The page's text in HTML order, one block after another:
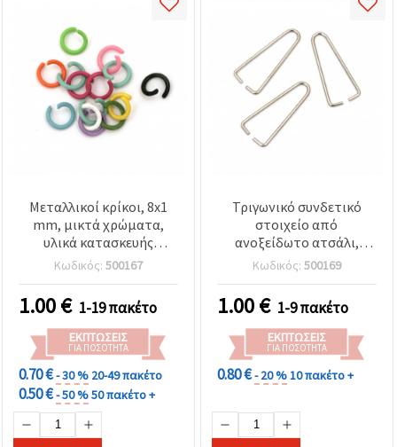
Μεταλλικοί κρίκοι, 8x1
mm, μικτά χρώματα,
υλικά κατασκευής
κοσμημάτων,
συσκευασία 50 τεμ.
Κωδικός: 500167
1.00€ 1-19 πακέτο
ΕΚΠΤΏΣΕΙΣ
ΓΙΑ ΠΟΣΌΤΗΤΑ
0.70 €- 30 % 20-49 πακέτο
0.50 €- 50 %50 πακέτο +
Τριγωνικό συνδετικό
στοιχείο από
ανοξείδωτο ατσάλι,
ασημί χρώμα, 30×13×1
mm - 10 τεμάχια
Κωδικός: 500169
1.00€ 1-9 πακέτο
ΕΚΠΤΏΣΕΙΣ
ΓΙΑ ΠΟΣΌΤΗΤΑ
0.80 €- 20 %10 πακέτο +